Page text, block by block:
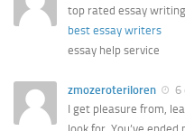
top rated essay
best essay writers
essay help service
zmozeroteriloren
6
I get pleasure from,